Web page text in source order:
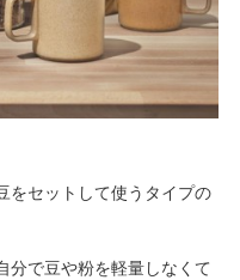
をセットして使うタイプの
分で豆や粉を軽量しなくて